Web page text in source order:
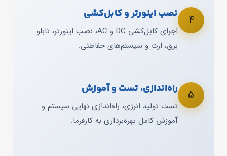
4 نصب اینورتر و کابل‌کشی
اجرای کابل‌کشی DC و AC، نصب اینورتر، تابلو
برق، ارت و سیستم‌های حفاظتی.
5 راه‌اندازی، تست و آموزش
تست تولید انرژی، راه‌اندازی نهایی سیستم و
آموزش کامل بهره‌برداری به کارفرما.